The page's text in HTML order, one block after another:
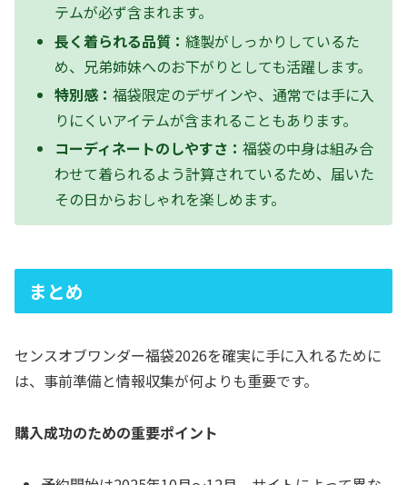
テムが必ず含まれます。
長く着られる品質：縫製がしっかりしているた
め、兄弟姉妹へのお下がりとしても活躍します。
特別感：福袋限定のデザインや、通常では手に入
りにくいアイテムが含まれることもあります。
コーディネートのしやすさ：福袋の中身は組み合
わせて着られるよう計算されているため、届いた
その日からおしゃれを楽しめます。
まとめ
センスオブワンダー福袋2026を確実に手に入れるために
は、事前準備と情報収集が何よりも重要です。
購入成功のための重要ポイント